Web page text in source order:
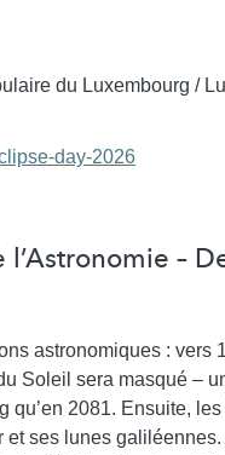
du Luxembourg /
day-2026
–
astronomiques : vers
Soleil sera masqué –
qu’en 2081. Ensuite,
ses lunes